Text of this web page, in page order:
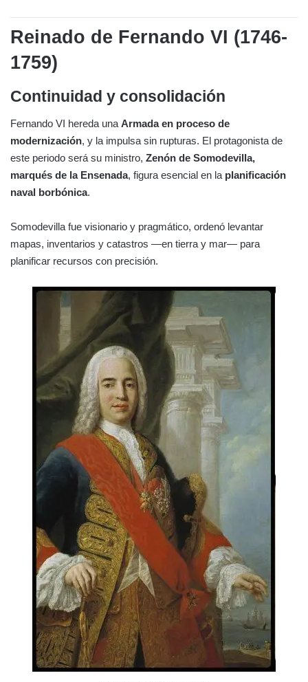
Reinado de Fernando VI (1746-
1759)
Continuidad y consolidación
Fernando VI hereda una Armada en proceso de
modernización, y la impulsa sin rupturas. El protagonista de
este periodo será su ministro, Zenón de Somodevilla,
marqués de la Ensenada, figura esencial en la planificación
naval borbónica.
Somodevilla fue visionario y pragmático, ordenó levantar
mapas, inventarios y catastros —en tierra y mar— para
planificar recursos con precisión.